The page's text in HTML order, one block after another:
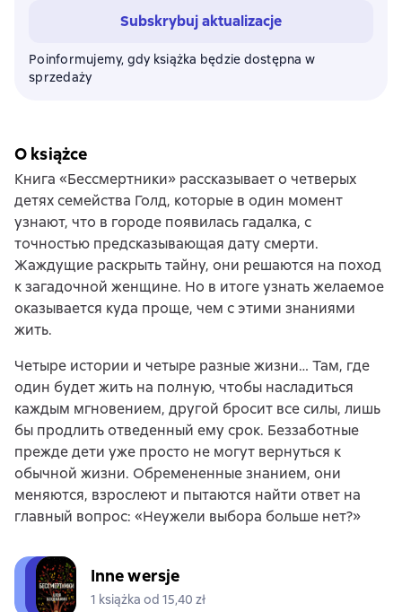
Subskrybuj aktualizacje
Poinformujemy, gdy książka będzie dostępna w
sprzedaży
O książce
Книга «Бессмертники» рассказывает о четверых
детях семейства Голд, которые в один момент
узнают, что в городе появилась гадалка, с
точностью предсказывающая дату смерти.
Жаждущие раскрыть тайну, они решаются на поход
к загадочной женщине. Но в итоге узнать желаемое
оказывается куда проще, чем с этими знаниями
жить.
Четыре истории и четыре разные жизни… Там, где
один будет жить на полную, чтобы насладиться
каждым мгновением, другой бросит все силы, лишь
бы продлить отведенный ему срок. Беззаботные
прежде дети уже просто не могут вернуться к
обычной жизни. Обремененные знанием, они
меняются, взрослеют и пытаются найти ответ на
главный вопрос: «Неужели выбора больше нет?»
Inne wersje
1 książka od 15,40 zł